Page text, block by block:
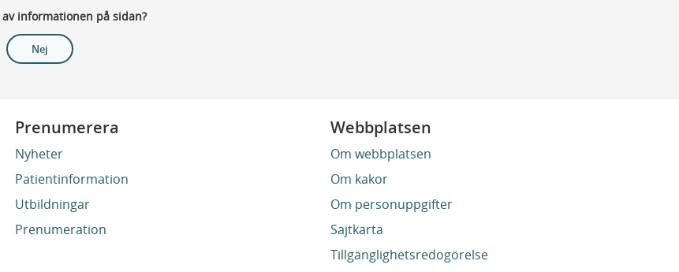
informationen på sidan?
Nej
Prenumerera
Nyheter
Patientinformation
Utbildningar
Prenumeration
Webbplatsen
Om webbplatsen
Om kakor
Om personuppgifter
Sajtkarta
Tillgänglighetsredogörelse